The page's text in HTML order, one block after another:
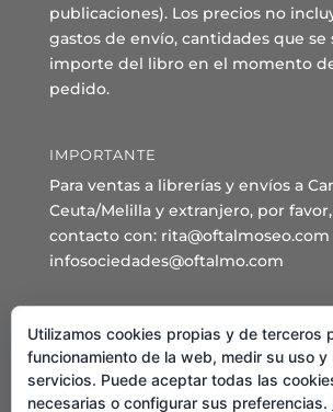
publicaciones). Los precios no
gastos de envío, cantidades que se
importe del libro en el momento
pedido.
IMPORTANTE
Para ventas a librerías y envíos a
Ceuta/Melilla y extranjero, por
contacto con: rita@oftalmoseo.com
infosociedades@oftalmo.com
Sede Administrativa y Secretaría
C/ Arcipreste de Hita 14 – 1º
28015 – Madrid
Teléfono: 91 544 80 35 - 91 544 58 79
Utilizamos cookies propias y de terceros
funcionamiento de la web, medir su uso y
servicios. Puede aceptar todas las
necesarias o configurar sus preferencias.